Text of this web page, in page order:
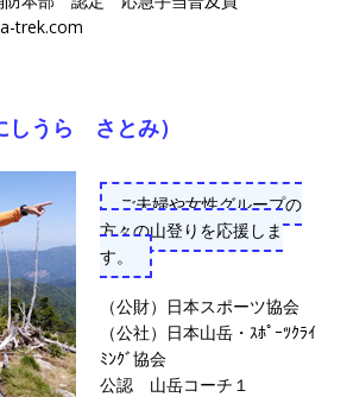
trek.com
うら さとみ）
ご夫婦や女性グループの
方々の山登りを応援しま
す。
（公財）日本スポーツ協会
（公社）日本山岳・ｽﾎﾟｰﾂｸﾗｲ
ﾐﾝｸﾞ協会
公認 山岳コーチ１